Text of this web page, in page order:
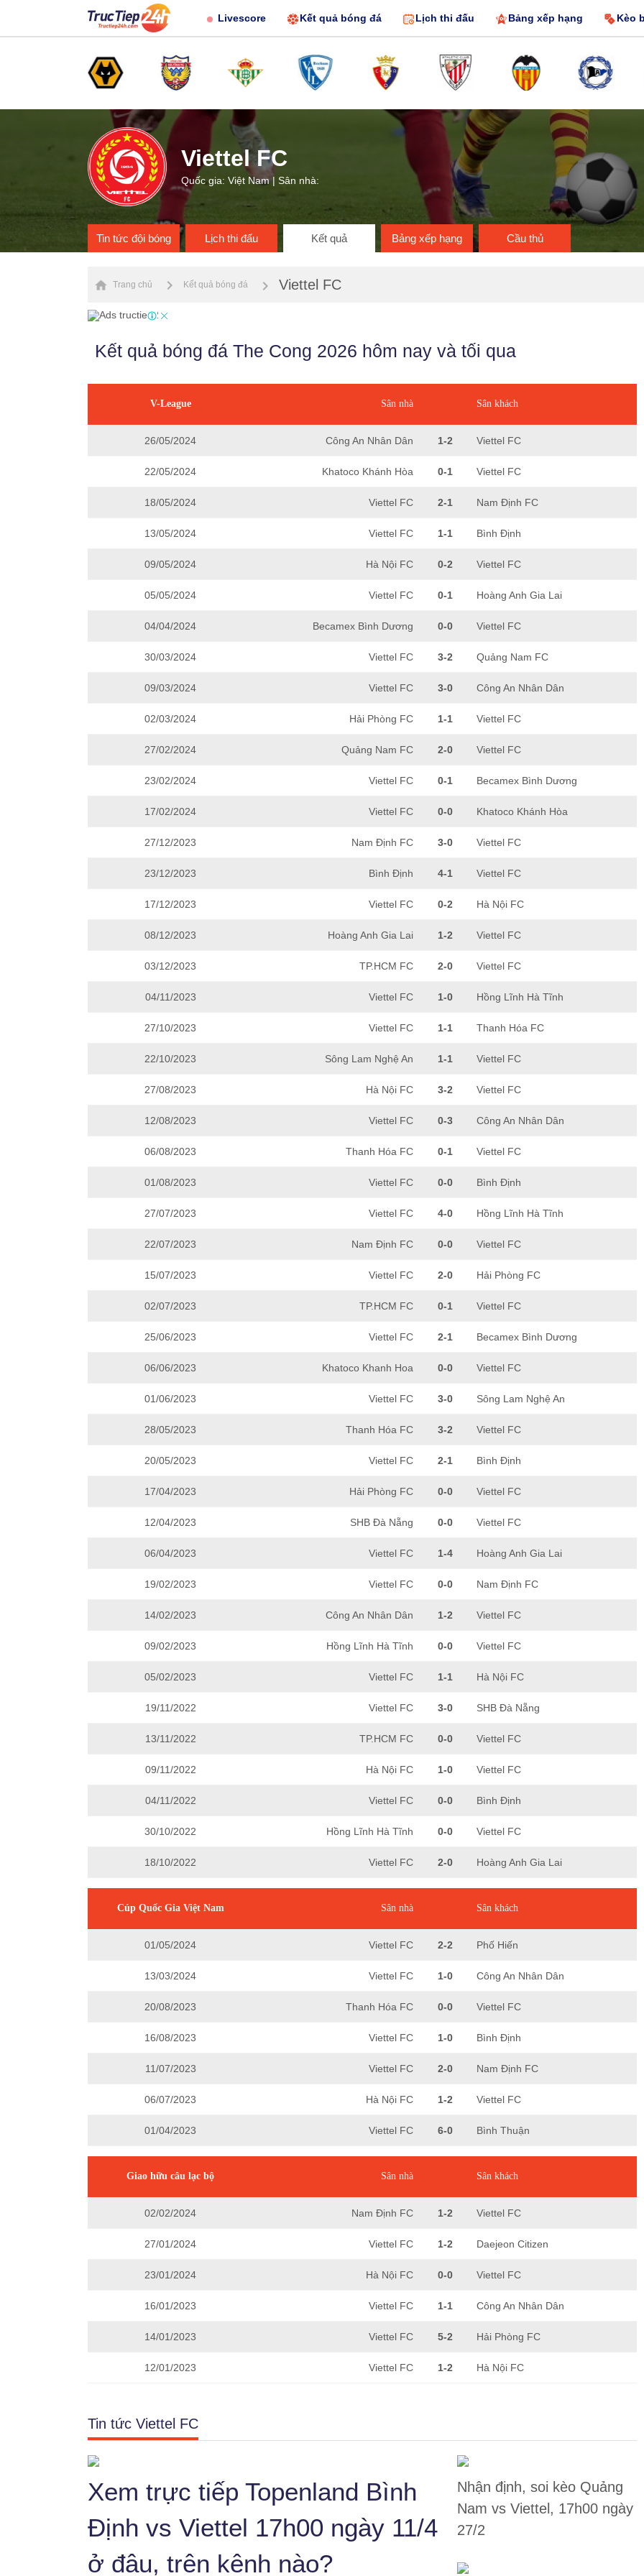
Livescore Kết quả bóng đá Lịch thi đấu Bảng xếp hạng Kèo
Viettel FC
Quốc gia: Việt Nam | Sân nhà:
Tin tức đội bóng Lịch thi đấu Kết quả Bảng xếp hạng Cầu thủ
Trang chủ Kết quả bóng đá Viettel FC
Kết quả bóng đá The Cong 2026 hôm nay và tối qua
V-League Sân nhà Sân khách
26/05/2024 Công An Nhân Dân 1-2 Viettel FC
22/05/2024 Khatoco Khánh Hòa 0-1 Viettel FC
18/05/2024 Viettel FC 2-1 Nam Định FC
13/05/2024 Viettel FC 1-1 Bình Định
09/05/2024 Hà Nội FC 0-2 Viettel FC
05/05/2024 Viettel FC 0-1 Hoàng Anh Gia Lai
04/04/2024 Becamex Bình Dương 0-0 Viettel FC
30/03/2024 Viettel FC 3-2 Quảng Nam FC
09/03/2024 Viettel FC 3-0 Công An Nhân Dân
02/03/2024 Hải Phòng FC 1-1 Viettel FC
27/02/2024 Quảng Nam FC 2-0 Viettel FC
23/02/2024 Viettel FC 0-1 Becamex Bình Dương
17/02/2024 Viettel FC 0-0 Khatoco Khánh Hòa
27/12/2023 Nam Định FC 3-0 Viettel FC
23/12/2023 Bình Định 4-1 Viettel FC
17/12/2023 Viettel FC 0-2 Hà Nội FC
08/12/2023 Hoàng Anh Gia Lai 1-2 Viettel FC
03/12/2023 TP.HCM FC 2-0 Viettel FC
04/11/2023 Viettel FC 1-0 Hồng Lĩnh Hà Tĩnh
27/10/2023 Viettel FC 1-1 Thanh Hóa FC
22/10/2023 Sông Lam Nghệ An 1-1 Viettel FC
27/08/2023 Hà Nội FC 3-2 Viettel FC
12/08/2023 Viettel FC 0-3 Công An Nhân Dân
06/08/2023 Thanh Hóa FC 0-1 Viettel FC
01/08/2023 Viettel FC 0-0 Bình Định
27/07/2023 Viettel FC 4-0 Hồng Lĩnh Hà Tĩnh
22/07/2023 Nam Định FC 0-0 Viettel FC
15/07/2023 Viettel FC 2-0 Hải Phòng FC
02/07/2023 TP.HCM FC 0-1 Viettel FC
25/06/2023 Viettel FC 2-1 Becamex Bình Dương
06/06/2023 Khatoco Khanh Hoa 0-0 Viettel FC
01/06/2023 Viettel FC 3-0 Sông Lam Nghệ An
28/05/2023 Thanh Hóa FC 3-2 Viettel FC
20/05/2023 Viettel FC 2-1 Bình Định
17/04/2023 Hải Phòng FC 0-0 Viettel FC
12/04/2023 SHB Đà Nẵng 0-0 Viettel FC
06/04/2023 Viettel FC 1-4 Hoàng Anh Gia Lai
19/02/2023 Viettel FC 0-0 Nam Định FC
14/02/2023 Công An Nhân Dân 1-2 Viettel FC
09/02/2023 Hồng Lĩnh Hà Tĩnh 0-0 Viettel FC
05/02/2023 Viettel FC 1-1 Hà Nội FC
19/11/2022 Viettel FC 3-0 SHB Đà Nẵng
13/11/2022 TP.HCM FC 0-0 Viettel FC
09/11/2022 Hà Nội FC 1-0 Viettel FC
04/11/2022 Viettel FC 0-0 Bình Định
30/10/2022 Hồng Lĩnh Hà Tĩnh 0-0 Viettel FC
18/10/2022 Viettel FC 2-0 Hoàng Anh Gia Lai
Cúp Quốc Gia Việt Nam Sân nhà Sân khách
01/05/2024 Viettel FC 2-2 Phố Hiến
13/03/2024 Viettel FC 1-0 Công An Nhân Dân
20/08/2023 Thanh Hóa FC 0-0 Viettel FC
16/08/2023 Viettel FC 1-0 Bình Định
11/07/2023 Viettel FC 2-0 Nam Định FC
06/07/2023 Hà Nội FC 1-2 Viettel FC
01/04/2023 Viettel FC 6-0 Bình Thuận
Giao hữu câu lạc bộ Sân nhà Sân khách
02/02/2024 Nam Định FC 1-2 Viettel FC
27/01/2024 Viettel FC 1-2 Daejeon Citizen
23/01/2024 Hà Nội FC 0-0 Viettel FC
16/01/2023 Viettel FC 1-1 Công An Nhân Dân
14/01/2023 Viettel FC 5-2 Hải Phòng FC
12/01/2023 Viettel FC 1-2 Hà Nội FC
Tin tức Viettel FC
Xem trực tiếp Topenland Bình
Định vs Viettel 17h00 ngày 11/4
ở đâu, trên kênh nào?
Nhận định, soi kèo Quảng
Nam vs Viettel, 17h00 ngày
27/2